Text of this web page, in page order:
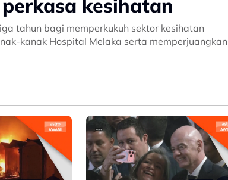
kesihatan
tahun bagi memperkukuh sektor kesihatan
kanak Hospital Melaka serta memperjuangkan